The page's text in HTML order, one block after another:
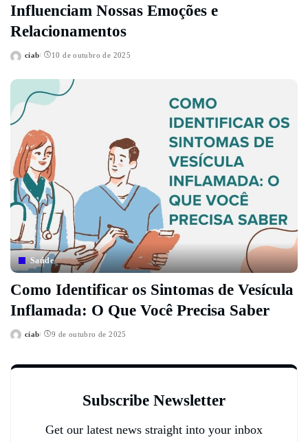
Influenciam Nossas Emoções e
Relacionamentos
Posted
ciab 10 de outubro de 2025
Saúde
Como Identificar os Sintomas de Vesícula
Inflamada: O Que Você Precisa Saber
Posted
ciab 9 de outubro de 2025
Subscribe Newsletter
Get our latest news straight into your inbox